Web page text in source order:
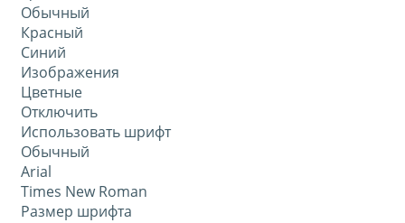
Обычный
Красный
Синий
Изображения
Цветные
Отключить
Использовать шрифт
Обычный
Arial
Times New Roman
Размер шрифта